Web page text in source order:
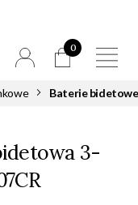
0
Baterie bidetowe
3-